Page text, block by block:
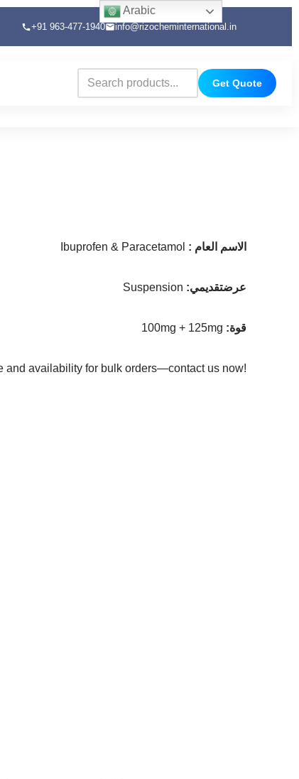
+91 963-477-1940 info@rizocheminternational.in
Get Quote
Ibuprofen & Paracetamol : الاسم العام
Suspension :عرضتقديمي
100mg + 125mg :قوة
and availability for bulk orders—contact us now!
Arabic